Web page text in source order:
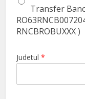
Transfer
RNCBROBUXXX )
Judetul*